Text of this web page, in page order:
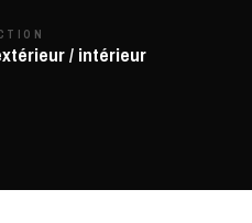
/ intérieur